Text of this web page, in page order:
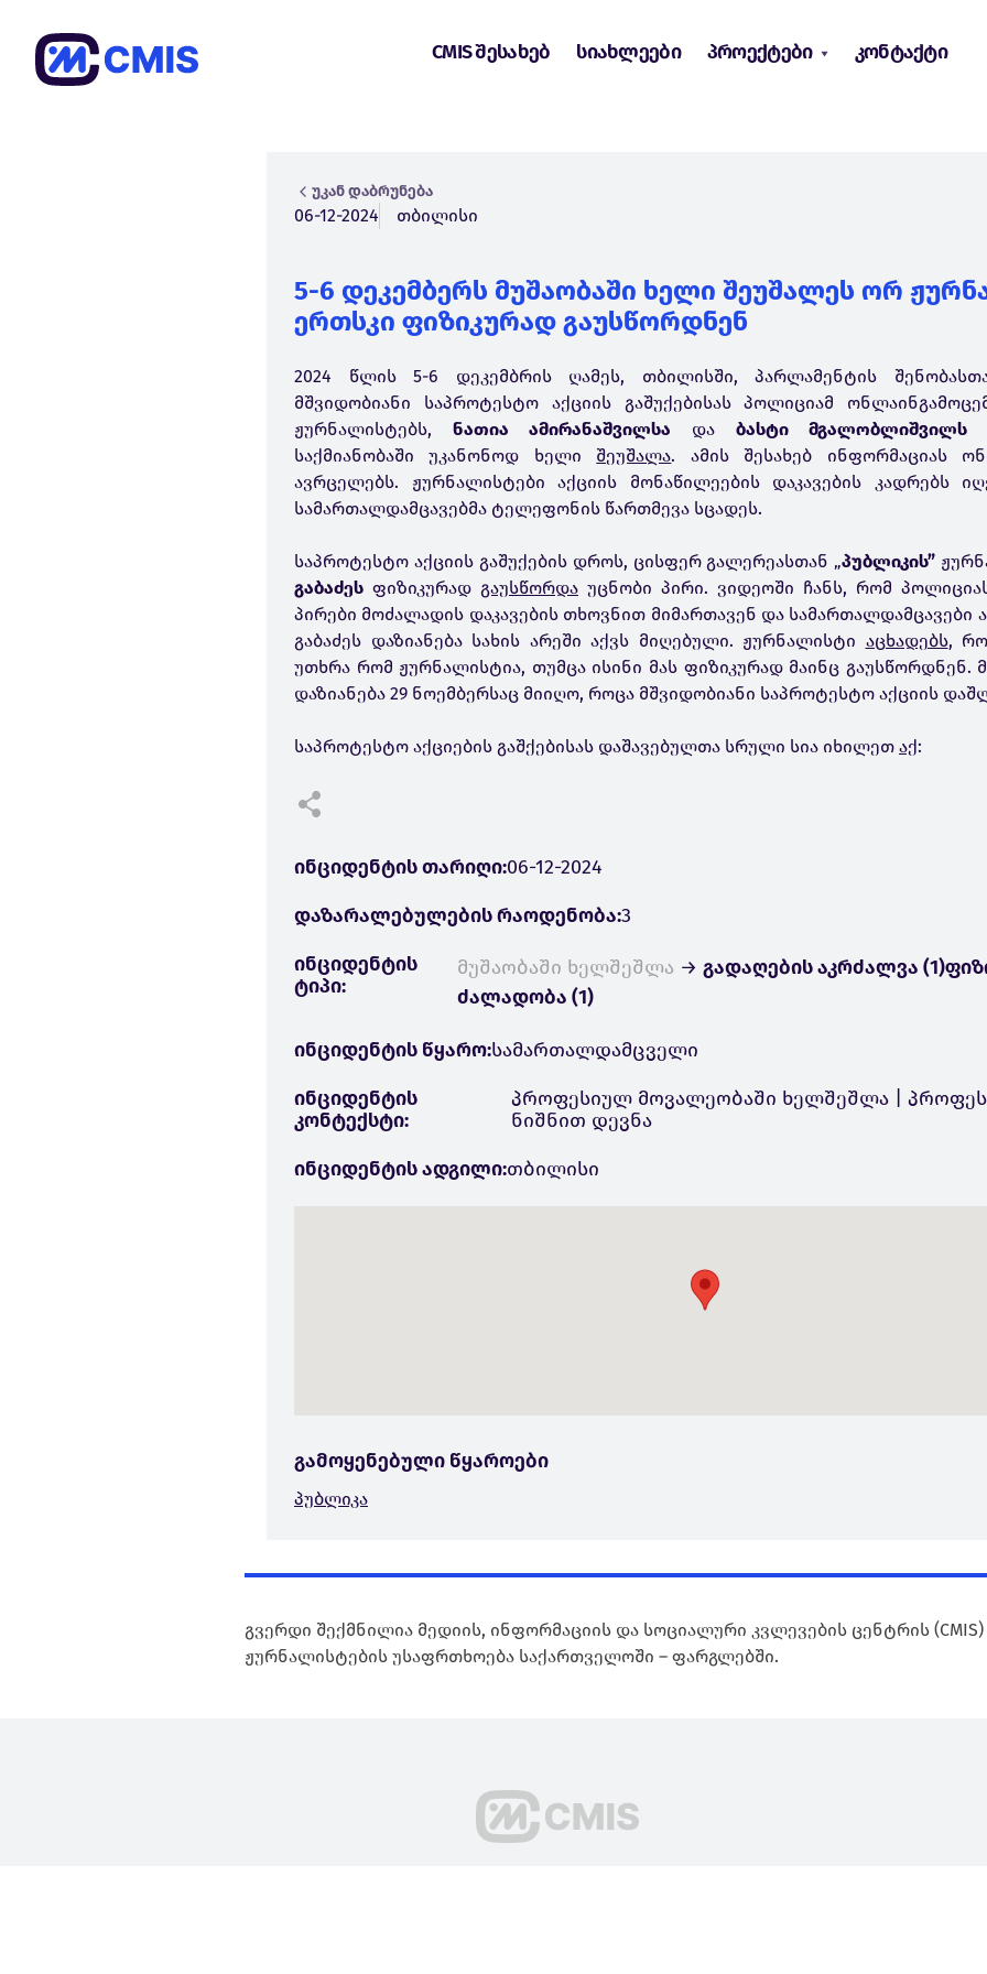
CMIS შესახებ სიახლეები პროექტები კონტაქტი
უკან დაბრუნება
06-12-2024 თბილისი
5-6 დეკემბერს მუშაობაში ხელი შეუშალეს ორ
ერთსკი ფიზიკურად გაუსწორდნენ
2024 წლის 5-6 დეკემბრის ღამეს, თბილისში, პარლამენტის
მშვიდობიანი საპროტესტო აქციის გაშუქებისას პოლიციამ
ჟურნალისტებს, ნათია ამირანაშვილსა და ბასტი მგალობლიშვილს
საქმიანობაში უკანონოდ ხელი შეუშალა. ამის შესახებ ინფორმაციას
ავრცელებს. ჟურნალისტები აქციის მონაწილეების დაკავების კადრებს
სამართალდამცავებმა ტელეფონის წართმევა სცადეს.
საპროტესტო აქციის გაშუქების დროს, ცისფერ გალერეასთან „პუბლიკის”
გაბაძეს ფიზიკურად გაუსწორდა უცნობი პირი. ვიდეოში ჩანს, რომ
პირები მოძალადის დაკავების თხოვნით მიმართავენ და სამართალდამცავები
გაბაძეს დაზიანება სახის არეში აქვს მიღებული. ჟურნალისტი აცხადებს,
უთხრა რომ ჟურნალისტია, თუმცა ისინი მას ფიზიკურად მაინც გაუსწორდნენ.
დაზიანება 29 ნოემბერსაც მიიღო, როცა მშვიდობიანი საპროტესტო აქციის
საპროტესტო აქციების გაშქებისას დაშავებულთა სრული სია იხილეთ აქ:
ინციდენტის თარიღი:06-12-2024
დაზარალებულების რაოდენობა:3
ინციდენტის
ტიპი:
მუშაობაში ხელშეშლა → გადაღების აკრძალვა (1)
ძალადობა (1)
ინციდენტის წყარო:სამართალდამცველი
ინციდენტის
კონტექსტი:
პროფესიულ მოვალეობაში ხელშეშლა |
ნიშნით დევნა
ინციდენტის ადგილი:თბილისი
გამოყენებული წყაროები
პუბლიკა
გვერდი შექმნილია მედიის, ინფორმაციის და სოციალური კვლევების ცენტრის
ჟურნალისტების უსაფრთხოება საქართველოში – ფარგლებში.